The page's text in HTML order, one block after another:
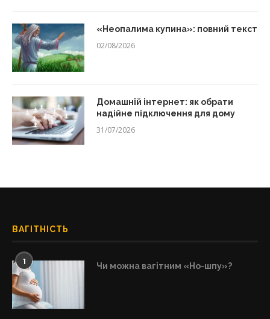
«Неопалима купина»: повний текст
02/08/2026
Домашній інтернет: як обрати
надійне підключення для дому
31/07/2026
ВАГІТНІСТЬ
1 Чи можна вагітним «Но-шпу»?